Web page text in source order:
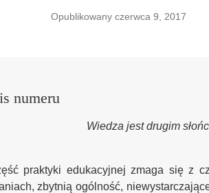
Opublikowany czerwca 9, 2017
numeru
Wiedza jest drugim
praktyki edukacyjnej zmaga się z
zbytnią ogólność,